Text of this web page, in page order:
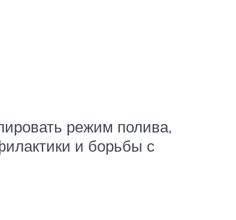
режим полива,
и борьбы с